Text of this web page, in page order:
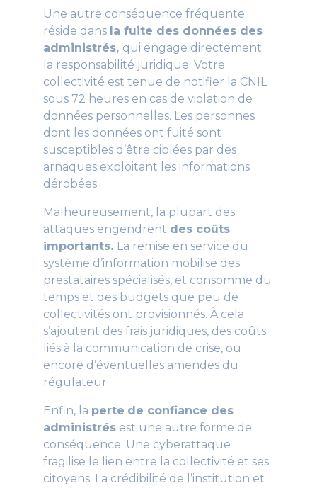
Une autre conséquence fréquente
réside dans la fuite des données des
administrés, qui engage directement
la responsabilité juridique. Votre
collectivité est tenue de notifier la CNIL
sous 72 heures en cas de violation de
données personnelles. Les personnes
dont les données ont fuité sont
susceptibles d’être ciblées par des
arnaques exploitant les informations
dérobées.
Malheureusement, la plupart des
attaques engendrent des coûts
importants. La remise en service du
système d’information mobilise des
prestataires spécialisés, et consomme du
temps et des budgets que peu de
collectivités ont provisionnés. À cela
s’ajoutent des frais juridiques, des coûts
liés à la communication de crise, ou
encore d’éventuelles amendes du
régulateur.
Enfin, la perte de confiance des
administrésest une autre forme de
conséquence. Une cyberattaque
fragilise le lien entre la collectivité et ses
citoyens. La crédibilité de l’institution et